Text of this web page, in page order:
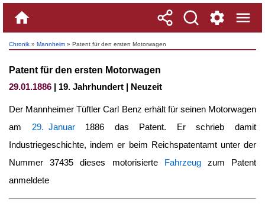
Chronik » Mannheim » Patent für den ersten Motorwagen
Patent für den ersten Motorwagen
29.01.1886 | 19. Jahrhundert | Neuzeit
Der Mannheimer Tüftler Carl Benz erhält für seinen Motorwagen
am 29. Januar1886 das Patent. Er schrieb damit
Industriegeschichte, indem er beim Reichspatentamt unter der
Nummer 37435 dieses motorisierte Fahrzeugzum Patent
anmeldete